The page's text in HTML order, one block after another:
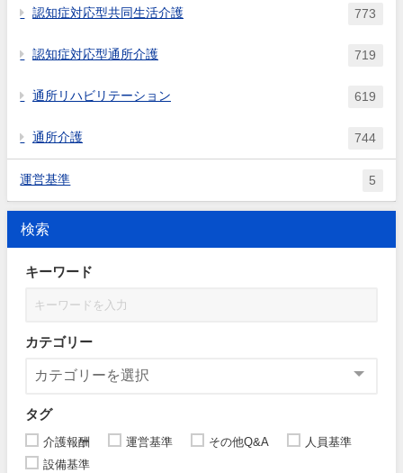
認知症対応型共同生活介護 773
認知症対応型通所介護 719
通所リハビリテーション 619
通所介護 744
運営基準 5
検索
キーワード
カテゴリー
タグ
介護報酬 運営基準 その他Q&A
人員基準
設備基準